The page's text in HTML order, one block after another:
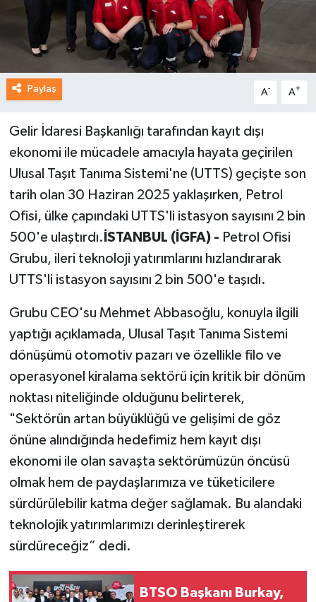
Paylaş A- A+
Gelir İdaresi Başkanlığı tarafından kayıt dışı
ekonomi ile mücadele amacıyla hayata geçirilen
Ulusal Taşıt Tanıma Sistemi'ne (UTTS) geçişte son
tarih olan 30 Haziran 2025 yaklaşırken, Petrol
Ofisi, ülke çapındaki UTTS'li istasyon sayısını 2 bin
500'e ulaştırdı. İSTANBUL (İGFA) - Petrol Ofisi
Grubu, ileri teknoloji yatırımlarını hızlandırarak
UTTS'li istasyon sayısını 2 bin 500'e taşıdı.
Grubu CEO'su Mehmet Abbasoğlu, konuyla ilgili
yaptığı açıklamada, Ulusal Taşıt Tanıma Sistemi
dönüşümü otomotiv pazarı ve özellikle filo ve
operasyonel kiralama sektörü için kritik bir dönüm
noktası niteliğinde olduğunu belirterek,
"Sektörün artan büyüklüğü ve gelişimi de göz
önüne alındığında hedefimiz hem kayıt dışı
ekonomi ile olan savaşta sektörümüzün öncüsü
olmak hem de paydaşlarımıza ve tüketicilere
sürdürülebilir katma değer sağlamak. Bu alandaki
teknolojik yatırımlarımızı derinleştirerek
sürdüreceğiz” dedi.
BTSO Başkanı Burkay,